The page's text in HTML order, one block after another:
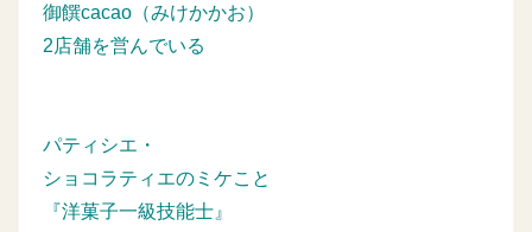
御饌cacao（みけかかお）
2店舗を営んでいる
パティシエ・
ショコラティエのミケこと
『洋菓子一級技能士』